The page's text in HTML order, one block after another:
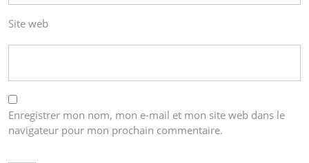
Site web
Enregistrer mon nom, mon e-mail et mon site web dans le
navigateur pour mon prochain commentaire.